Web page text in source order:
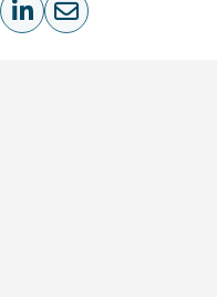
Deel op LinkedIn
Deel via e-mail